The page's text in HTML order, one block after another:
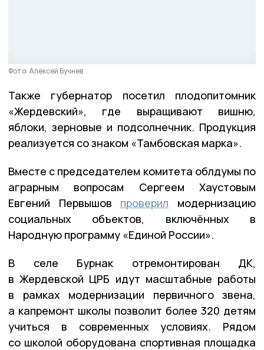
Фото: Алексей Бучнев
Также губернатор посетил плодопитомник
«Жердевский», где выращивают вишню,
яблоки, зерновые и подсолнечник. Продукция
реализуется со знаком «Тамбовская марка».
Вместе с председателем комитета облдумы по
аграрным вопросам Сергеем Хаустовым
Евгений Первышов проверил модернизацию
социальных объектов, включённых в
Народную программу «Единой России».
В селе Бурнак отремонтирован ДК,
в Жердевской ЦРБ идут масштабные работы
в рамках модернизации первичного звена,
а капремонт школы позволит более 320 детям
учиться в современных условиях. Рядом
со школой оборудована спортивная площадка